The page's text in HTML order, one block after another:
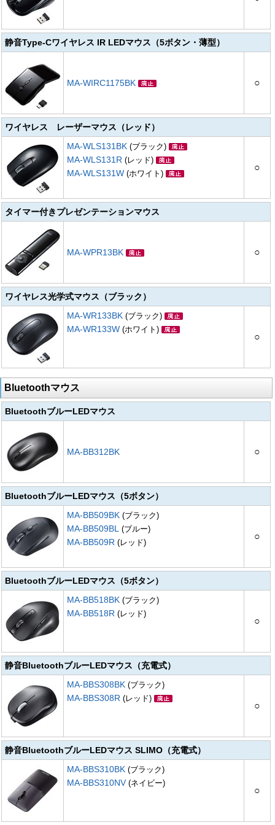
静音Type-Cワイヤレス IR LEDマウス（5ボタン・薄型）
MA-WIRC1175BK ○
ワイヤレス レーザーマウス（レッド）
MA-WLS131BK (ブラック)
MA-WLS131R (レッド)
MA-WLS131W (ホワイト)
○
タイマー付きプレゼンテーションマウス
MA-WPR13BK ○
ワイヤレス光学式マウス（ブラック）
MA-WR133BK (ブラック)
MA-WR133W (ホワイト)
○
Bluetoothマウス
BluetoothブルーLEDマウス
MA-BB312BK ○
BluetoothブルーLEDマウス（5ボタン）
MA-BB509BK (ブラック)
MA-BB509BL (ブルー)
MA-BB509R (レッド)
○
BluetoothブルーLEDマウス（5ボタン）
MA-BB518BK (ブラック)
MA-BB518R (レッド)
○
静音BluetoothブルーLEDマウス（充電式）
MA-BBS308BK (ブラック)
MA-BBS308R (レッド)
○
静音BluetoothブルーLEDマウス SLIMO（充電式）
MA-BBS310BK (ブラック)
MA-BBS310NV (ネイビー)
○